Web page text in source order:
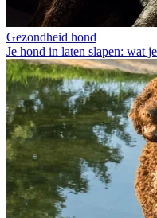
Gezondheid hond
Je hond in laten slapen: wat